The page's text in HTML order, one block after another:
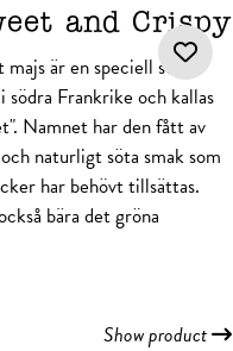
and Crispy
är en speciell sorts
södra Frankrike och kallas
Namnet har den fått av
naturligt söta smak som
har behövt tillsättas.
bära det gröna
Show product